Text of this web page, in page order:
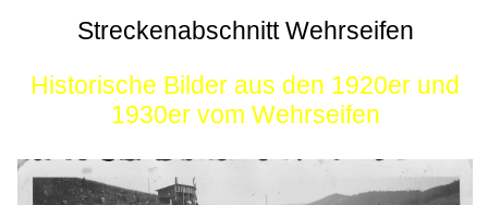
Streckenabschnitt Wehrseifen
Historische Bilder aus den 1920er und
1930er vom Wehrseifen